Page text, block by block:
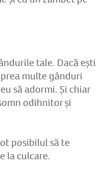
tale. Dacă ești
multe gânduri
să adormi. Și chiar
odihnitor și
posibilul să te
la culcare.